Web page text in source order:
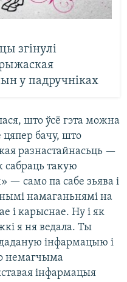
згінулі
у падручніках
што ўсё гэта можна
цяпер бачу, што
разнастайнасьць —
такую
само па сабе зьява і
намаганьнямі на
і карыснае. Ну і як
я ня ведала. Ты
інфармацыю і
немагчыма
інфармацыя